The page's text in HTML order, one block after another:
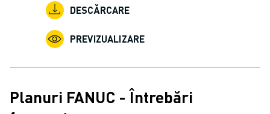
DESCĂRCARE
PREVIZUALIZARE
Planuri FANUC - Întrebări